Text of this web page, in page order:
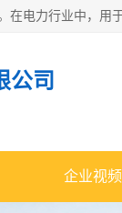
公司
企业视频